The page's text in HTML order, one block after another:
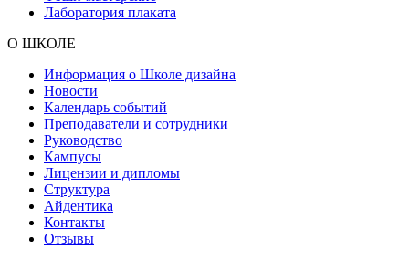
Лаборатория плаката
О ШКОЛЕ
Информация о Школе дизайна
Новости
Календарь событий
Преподаватели и сотрудники
Руководство
Кампусы
Лицензии и дипломы
Структура
Айдентика
Контакты
Отзывы